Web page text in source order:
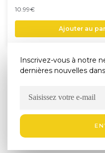
10.99€
Ajouter au
Inscrivez-vous à notre
dernières nouvelles